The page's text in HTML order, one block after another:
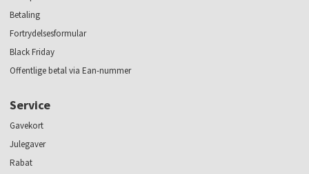
Betaling
Fortrydelsesformular
Black Friday
Offentlige betal via Ean-nummer
Service
Gavekort
Julegaver
Rabat